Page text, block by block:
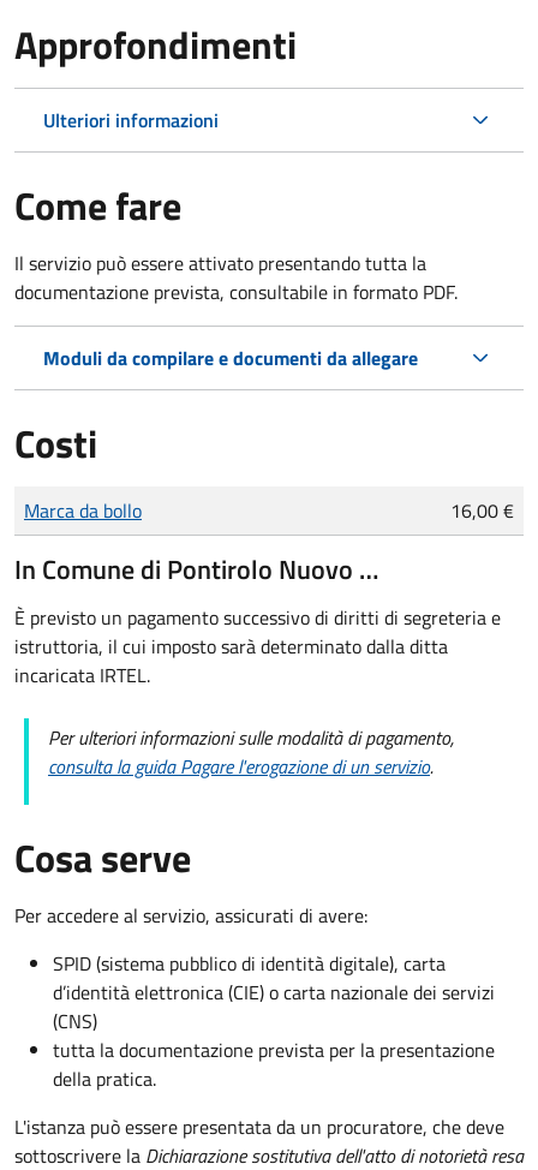
Approfondimenti
Ulteriori informazioni
Come fare
Il servizio può essere attivato presentando tutta la
documentazione prevista, consultabile in formato PDF.
Moduli da compilare e documenti da allegare
Costi
Tipo di pagamento
Importo
Marca da bollo 16,00 €
In Comune di Pontirolo Nuovo …
È previsto un pagamento successivo di diritti di segreteria e
istruttoria, il cui imposto sarà determinato dalla ditta
incaricata IRTEL.
Per ulteriori informazioni sulle modalità di pagamento,
consulta la guida Pagare l'erogazione di un servizio.
Cosa serve
Per accedere al servizio, assicurati di avere:
SPID (sistema pubblico di identità digitale), carta
d’identità elettronica (CIE) o carta nazionale dei servizi
(CNS)
tutta la documentazione prevista per la presentazione
della pratica.
L'istanza può essere presentata da un procuratore, che deve
sottoscrivere la Dichiarazione sostitutiva dell'atto di notorietà resa